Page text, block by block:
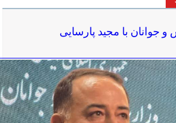
جوانان با مجید پارسایی